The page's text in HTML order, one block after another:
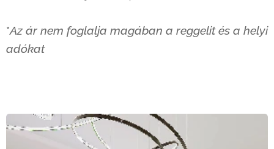
*Az ár nem foglalja magában a reggelit és a helyi
adókat